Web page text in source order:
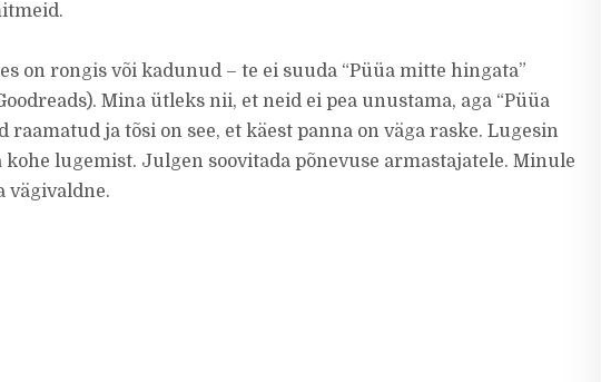
on rongis või kadunud – te ei suuda “Püüa mitte hingata”
Mina ütleks nii, et neid ei pea unustama, aga “Püüa
ja tõsi on see, et käest panna on väga raske. Lugesin
lugemist. Julgen soovitada põnevuse armastajatele. Minule
vägivaldne.